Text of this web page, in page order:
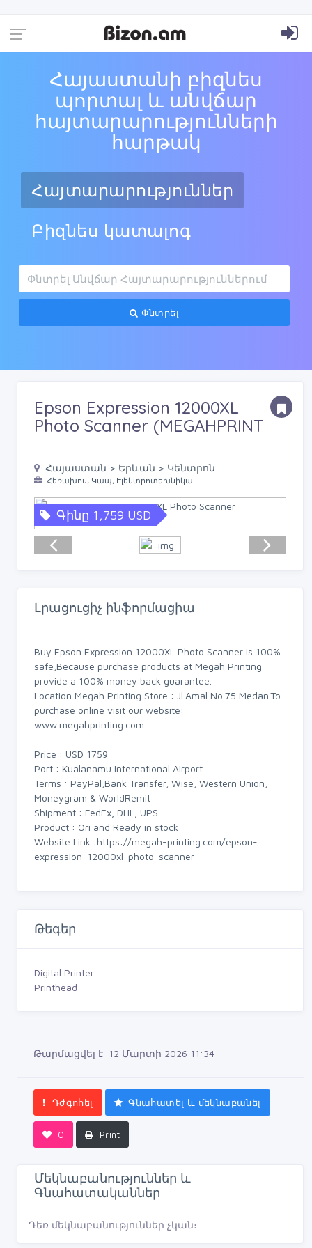
Հայաստանի բիզնես
պորտալ և անվճար
հայտարարությունների
հարթակ
Հայտարարություններ
Բիզնես կատալոգ
Փնտրել
Epson Expression 12000XL
Photo Scanner (MEGAHPRINT
Հայաստան > Երևան > Կենտրոն
Հեռախոս, Կապ, Էլեկտրոտեխնիկա
Գինը 1,759 USD
Լրացուցիչ ինֆորմացիա
Buy Epson Expression 12000XL Photo Scanner is 100%
safe,Because purchase products at Megah Printing
provide a 100% money back guarantee.
Location Megah Printing Store : Jl.Amal No.75 Medan.To
purchase online visit our website:
www.megahprinting.com
Price : USD 1759
Port : Kualanamu International Airport
Terms : PayPal,Bank Transfer, Wise, Western Union,
Moneygram & WorldRemit
Shipment : FedEx, DHL, UPS
Product : Ori and Ready in stock
Website Link :https://megah-printing.com/epson-
expression-12000xl-photo-scanner
Թեգեր
Digital Printer
Printhead
Թարմացվել է 12 Մարտի 2026 11:34
Դժգոհել Գնահատել և մեկնաբանել
0 Print
Մեկնաբանություններ և
Գնահատականներ
Դեռ մեկնաբանություններ չկան։